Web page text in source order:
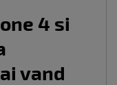
4 si
vand